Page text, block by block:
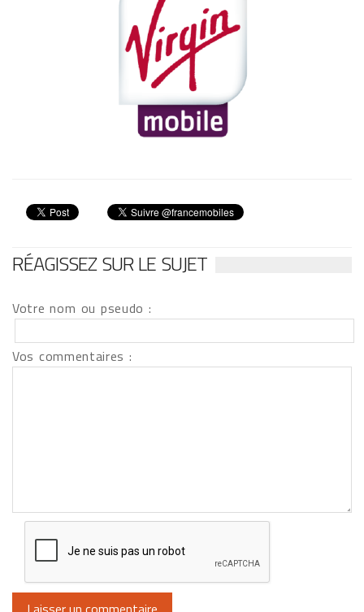
RÉAGISSEZ SUR LE SUJET
Votre nom ou pseudo :
Vos commentaires :